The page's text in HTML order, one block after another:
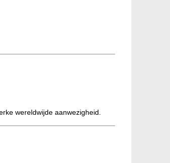
wereldwijde aanwezigheid.